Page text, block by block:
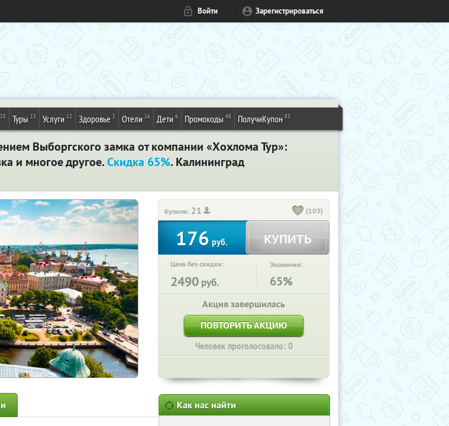
Войти Зарегистрироваться
25 Туры 13 Услуги 12 Здоровье 1 Отели 16 Дети 6 Промокоды 48 ПолучиКупон 83
Выборгского замка от компании «Хохлома Тур»:
и многое другое.Скидка 65%. Калининград
Купили: 21 (103)
176 руб. КУПИТЬ
Цена без скидки:
2490 руб.
Экономия:
65%
Акция завершилась
ПОВТОРИТЬ АКЦИЮ
Человек проголосовало: 0
Как нас найти